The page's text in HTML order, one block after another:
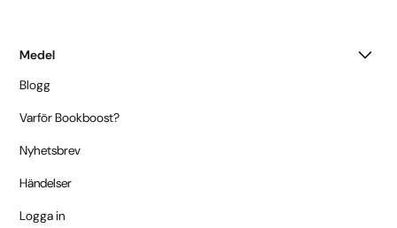
Medel
Blogg
Varför Bookboost?
Nyhetsbrev
Händelser
Logga in